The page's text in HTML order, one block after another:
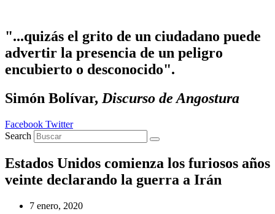
"...quizás el grito de un ciudadano puede
advertir la presencia de un peligro
encubierto o desconocido".
Simón Bolívar, Discurso de Angostura
Facebook Twitter
Search
Estados Unidos comienza los furiosos años
veinte declarando la guerra a Irán
7 enero, 2020